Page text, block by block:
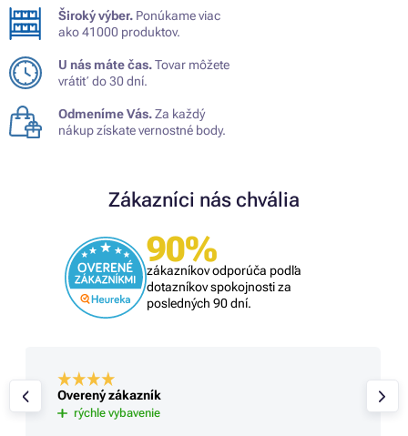
Široký výber. Ponúkame viac
ako 41000 produktov.
U nás máte čas.Tovar môžete
vrátiť do 30 dní.
Odmeníme Vás.Za každý
nákup získate vernostné body.
Zákazníci nás chvália
90%
zákazníkov odporúča podľa
dotazníkov spokojnosti za
posledných 90 dní.
Overený zákazník
rýchle vybavenie